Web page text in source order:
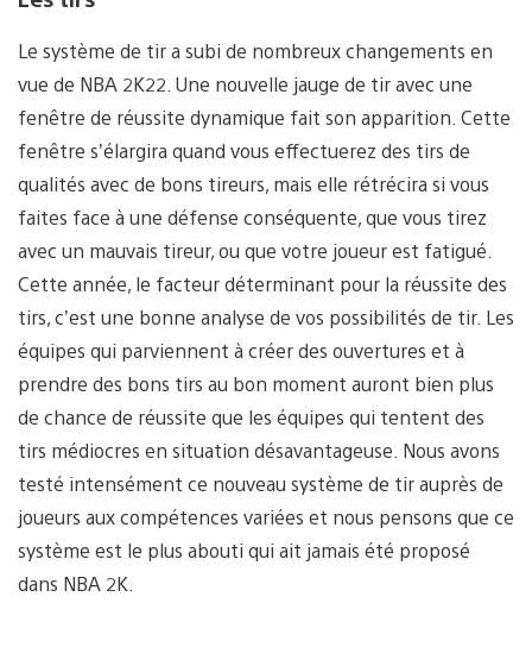
Le système de tir a subi de nombreux changements en
vue de NBA 2K22. Une nouvelle jauge de tir avec une
fenêtre de réussite dynamique fait son apparition. Cette
fenêtre s’élargira quand vous effectuerez des tirs de
qualités avec de bons tireurs, mais elle rétrécira si vous
faites face à une défense conséquente, que vous tirez
avec un mauvais tireur, ou que votre joueur est fatigué.
Cette année, le facteur déterminant pour la réussite des
tirs, c’est une bonne analyse de vos possibilités de tir. Les
équipes qui parviennent à créer des ouvertures et à
prendre des bons tirs au bon moment auront bien plus
de chance de réussite que les équipes qui tentent des
tirs médiocres en situation désavantageuse. Nous avons
testé intensément ce nouveau système de tir auprès de
joueurs aux compétences variées et nous pensons que ce
système est le plus abouti qui ait jamais été proposé
dans NBA 2K.